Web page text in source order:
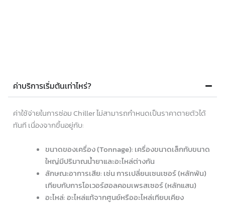
ค่าบริการเริ่มต้นเท่าไหร่?
ค่าใช้จ่ายในการซ่อม Chiller ไม่สามารถกำหนดเป็นราคาตายตัวได้
ทันที เนื่องจากขึ้นอยู่กับ:
ขนาดของเครื่อง (Tonnage): เครื่องขนาดเล็กกับขนาด
ใหญ่มีปริมาณน้ำยาและอะไหล่ต่างกัน
ลักษณะอาการเสีย: เช่น การเปลี่ยนเซนเซอร์ (หลักพัน)
เทียบกับการโอเวอร์ฮอลคอมเพรสเซอร์ (หลักแสน)
อะไหล่: อะไหล่แท้จากศูนย์หรืออะไหล่เทียบเคียง